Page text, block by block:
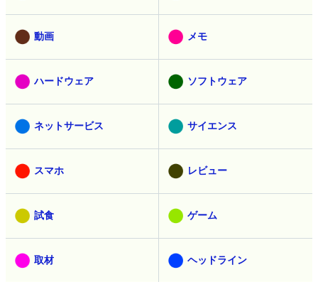
動画 メモ
ハードウェア ソフトウェア
ネットサービス サイエンス
スマホ レビュー
試食 ゲーム
取材 ヘッドライン